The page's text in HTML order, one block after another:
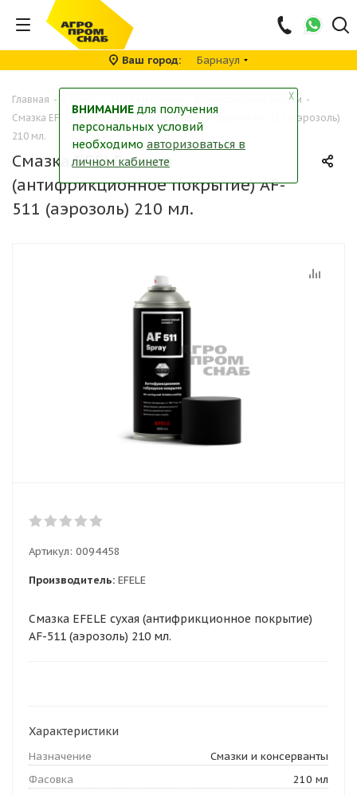
Ваш город Барнаул
Главная - Консистентные смазки -
Смазка EFELE сухая (антифрикционное покрытие) AF-511 (аэрозоль)
210 мл.
Смазка EFELE сухая
(антифрикционное покрытие) AF-
511 (аэрозоль) 210 мл.
Артикул: 0094458
Производитель: EFELE
Смазка EFELE сухая (антифрикционное покрытие)
AF-511 (аэрозоль) 210 мл.
Характеристики
Назначение
Смазки и консерванты
Фасовка
210 мл
╳
ВНИМАНИЕ для получения
персональных условий
необходимо авторизоваться в
личном кабинете